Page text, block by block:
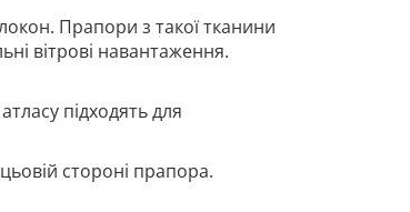
Прапори з такої тканини
вітрові навантаження.
підходять для
стороні прапора.